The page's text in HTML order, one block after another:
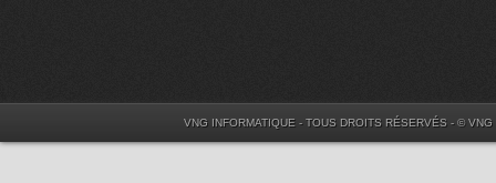
VNG INFORMATIQUE - TOUS DROITS RÉSERVÉS - ©